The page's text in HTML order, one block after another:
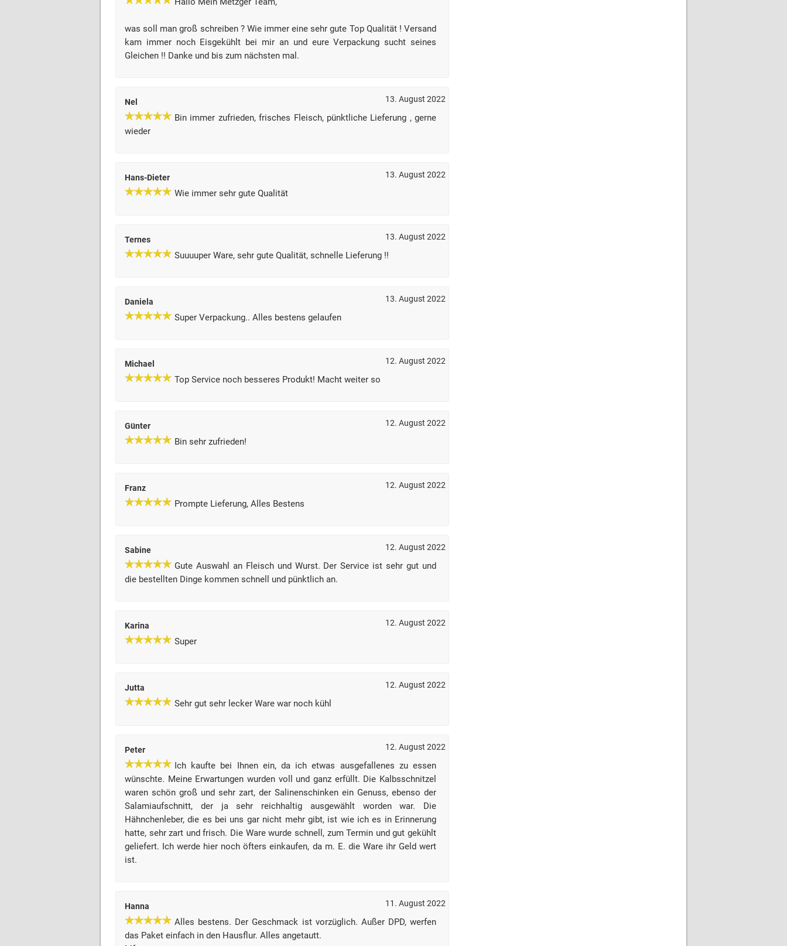
was soll man groß schreiben ? Wie immer eine sehr gute Top Qualität ! Versand
kam immer noch Eisgekühlt bei mir an und eure Verpackung sucht seines
Gleichen !! Danke und bis zum nächsten mal.
Nel 13. August 2022
Bin immer zufrieden, frisches Fleisch, pünktliche Lieferung , gerne
wieder
Hans-Dieter 13. August 2022
Wie immer sehr gute Qualität
Ternes 13. August 2022
Suuuuper Ware, sehr gute Qualität, schnelle Lieferung !!
Daniela 13. August 2022
Super Verpackung.. Alles bestens gelaufen
Michael 12. August 2022
Top Service noch besseres Produkt! Macht weiter so
Günter 12. August 2022
Bin sehr zufrieden!
Franz 12. August 2022
Prompte Lieferung, Alles Bestens
Sabine 12. August 2022
Gute Auswahl an Fleisch und Wurst. Der Service ist sehr gut und
die bestellten Dinge kommen schnell und pünktlich an.
Karina 12. August 2022
Super
Jutta 12. August 2022
Sehr gut sehr lecker Ware war noch kühl
Peter 12. August 2022
Ich kaufte bei Ihnen ein, da ich etwas ausgefallenes zu essen
wünschte. Meine Erwartungen wurden voll und ganz erfüllt. Die Kalbsschnitzel
waren schön groß und sehr zart, der Salinenschinken ein Genuss, ebenso der
Salamiaufschnitt, der ja sehr reichhaltig ausgewählt worden war. Die
Hähnchenleber, die es bei uns gar nicht mehr gibt, ist wie ich es in Erinnerung
hatte, sehr zart und frisch. Die Ware wurde schnell, zum Termin und gut gekühlt
geliefert. Ich werde hier noch öfters einkaufen, da m. E. die Ware ihr Geld wert
ist.
Hanna 11. August 2022
Alles bestens. Der Geschmack ist vorzüglich. Außer DPD, werfen
das Paket einfach in den Hausflur. Alles angetautt.